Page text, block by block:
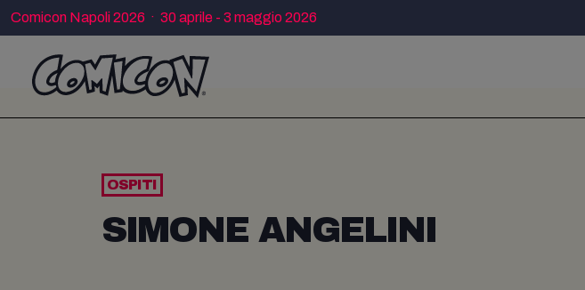
Comicon Napoli 2026 · 30 aprile - 3 maggio 2026
OSPITI
SIMONE ANGELINI